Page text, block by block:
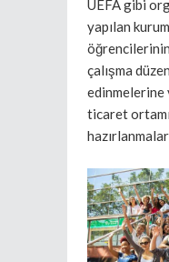
UEFA gibi
yapılan
çalışma
edinmelerine
ticaret